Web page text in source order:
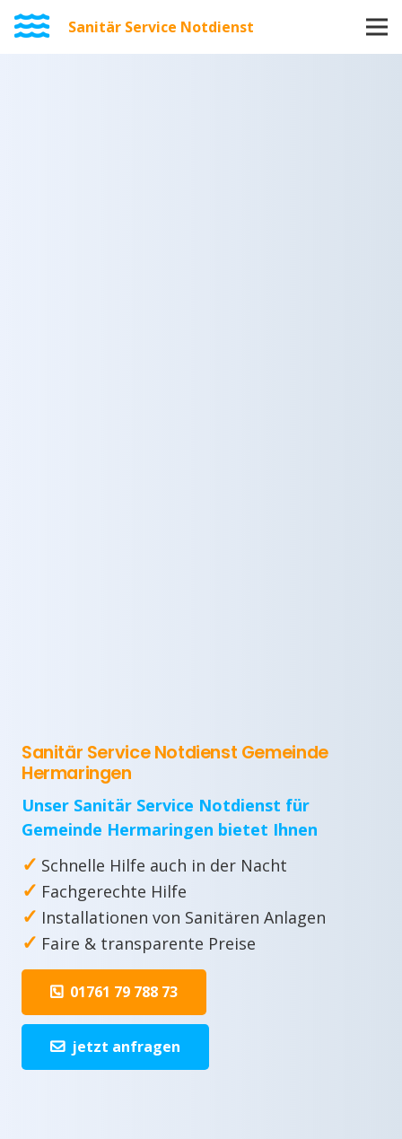
Sanitär Service Notdienst
Sanitär Service Notdienst Gemeinde
Hermaringen
Unser Sanitär Service Notdienst für
Gemeinde Hermaringen bietet Ihnen
✓ Schnelle Hilfe auch in der Nacht
✓ Fachgerechte Hilfe
✓ Installationen von Sanitären Anlagen
✓ Faire & transparente Preise
01761 79 788 73
jetzt anfragen